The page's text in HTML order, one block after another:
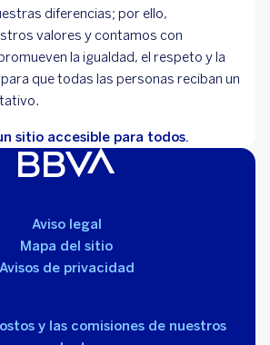
diferencias; por ello,
valores y contamos con
la igualdad, el respeto y la
que todas las personas reciban un
sitio accesible para todos.
Aviso legal
Mapa del sitio
Avisos de privacidad
y las comisiones de nuestros